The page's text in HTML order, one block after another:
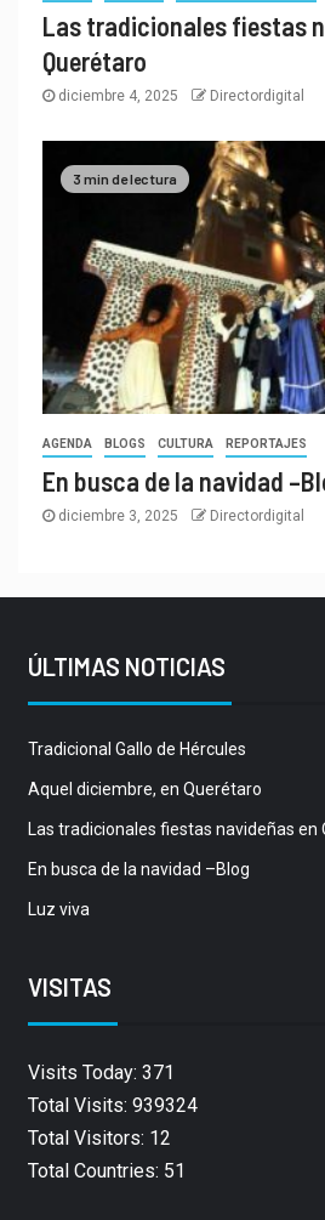
Las tradicionales fiestas
Querétaro
diciembre 4, 2025 Directordigital
3 min de lectura
AGENDA BLOGS CULTURA REPORTAJES
En busca de la navidad
diciembre 3, 2025 Directordigital
ÚLTIMAS NOTICIAS
Tradicional Gallo de Hércules
Aquel diciembre, en Querétaro
Las tradicionales fiestas navideñas en
En busca de la navidad –Blog
Luz viva
VISITAS
Visits Today: 371
Total Visits: 939324
Total Visitors: 12
Total Countries: 51